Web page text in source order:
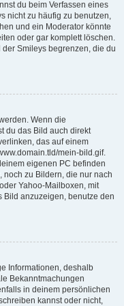
du beim Verfassen eines
nicht zu häufig zu benutzen,
und ein Moderator könnte
oder gar komplett löschen.
Smileys begrenzen, die du
Wenn die
du das Bild auch direkt
das auf einem
mein-bild.gif.
eigenen PC befinden
noch zu Bildern, die nur nach
Yahoo-Mailboxen, mit
Bild anzuzeigen, benutze den
Informationen, deshalb
Bekanntmachungen
in deinem persönlichen
kannst oder nicht,